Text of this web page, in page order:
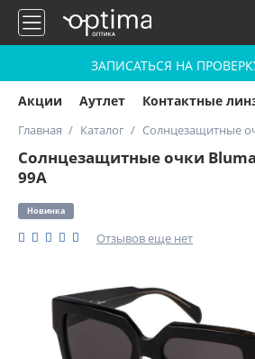
ЗАПИСАТЬСЯ НА
Акции Аутлет Контактные
Главная Каталог Солнцезащитные
Солнцезащитные очки
99A
Новинка
Отзывов еще нет